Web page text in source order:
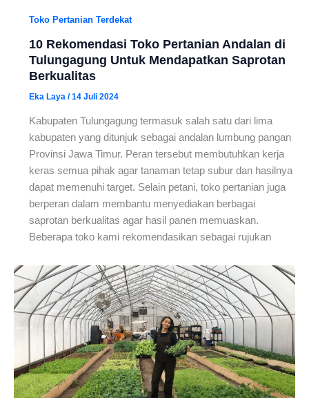
Toko Pertanian Terdekat
10 Rekomendasi Toko Pertanian Andalan di
Tulungagung Untuk Mendapatkan Saprotan
Berkualitas
Eka Laya /14 Juli 2024
Kabupaten Tulungagung termasuk salah satu dari lima
kabupaten yang ditunjuk sebagai andalan lumbung pangan
Provinsi Jawa Timur. Peran tersebut membutuhkan kerja
keras semua pihak agar tanaman tetap subur dan hasilnya
dapat memenuhi target. Selain petani, toko pertanian juga
berperan dalam membantu menyediakan berbagai
saprotan berkualitas agar hasil panen memuaskan.
Beberapa toko kami rekomendasikan sebagai rujukan